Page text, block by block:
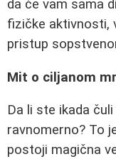
da će vam sama
fizičke aktivnosti,
pristup
Mit o ciljanom
Da li ste ikada
ravnomerno? To
postoji magična